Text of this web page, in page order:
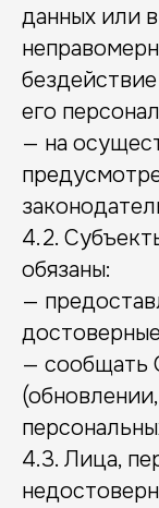
данных или
его
— на
4.2.
обязаны:
—
— сообщать
4.3. Лица,